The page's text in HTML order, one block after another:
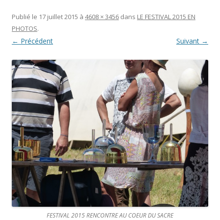
Publié le 17 juillet 2015 à 4608 × 3456 dans LE FESTIVAL 2015 EN
PHOTOS.
← Précédent Suivant →
FESTIVAL 2015 RENCONTRE AU COEUR DU SACRE